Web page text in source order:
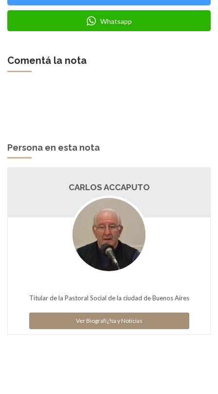
Whatsapp
Comentá la nota
Persona en esta nota
CARLOS ACCAPUTO
Titular de la Pastoral Social de la ciudad de Buenos Aires
Ver Biografï¿½a y Noticias